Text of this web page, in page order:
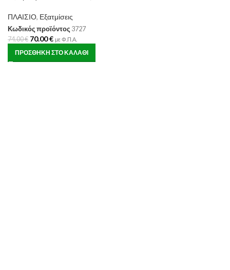
ΠΛΑΙΣΙΟ, Εξατμίσεις
Κωδικός προϊόντος 3727
74.00€ 70.00€ με Φ.Π.Α.
ΠΡΟΣΘΉΚΗ ΣΤΟ ΚΑΛΆΘΙ